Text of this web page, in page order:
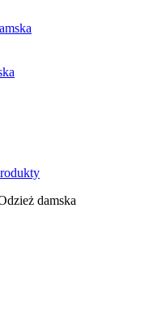
damska